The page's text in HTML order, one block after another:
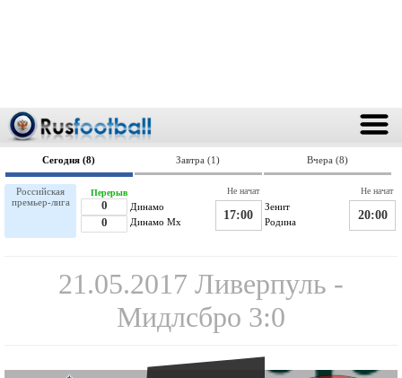
Сегодня (8) Завтра (1) Вчера (8)
Российская
премьер-лига
Динамо
0
0
Динамо Мх
Перерыв
Зенит
17:00 Родина
Не начат
20:00
Не начат
21.05.2017 Ливерпуль -
Мидлсбро 3:0